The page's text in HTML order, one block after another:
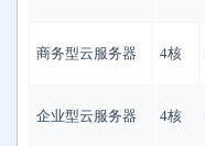
商务型云服务器 4核
企业型云服务器 4核